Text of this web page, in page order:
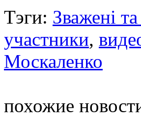
Тэги: Зважені
участники,
Москаленко
похожие